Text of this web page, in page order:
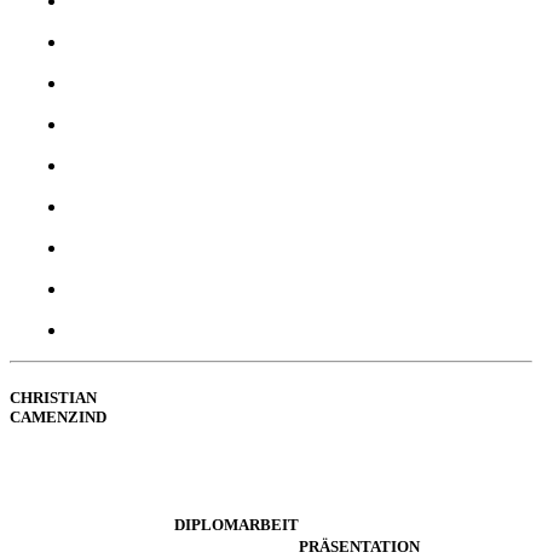
CHRISTIAN
CAMENZIND
DIPLOMARBEIT
PRÄSENTATION